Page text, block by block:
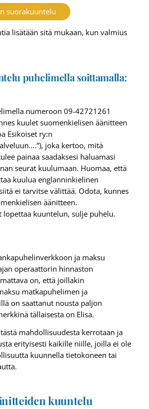
suorakuuntelu
lisätään sitä mukaan, kun valmius
puhelimella soittamalla:
numeroon 09-42721261
kuulet suomenkielisen äänitteen
Esikoiset ry:n
joka kertoo, mitä
painaa saadaksesi haluamasi
seurat kuulumaan. Huomaa, että
kuulua englanninkielinen
ei tarvitse välittää. Odota, kunnes
äänitteen.
lopettaa kuuntelun, sulje puhelu.
ja maksu
operaattorin hinnaston
on, että joillakin
matkapuhelimen ja
on saattanut nousta paljon
tällaisesta on Elisa.
mahdollisuudesta kerrotaan ja
erityisesti kaikille niille, joilla ei ole
kuunnella tietokoneen tai
kuuntelu